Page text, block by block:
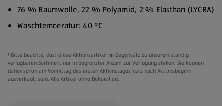
76 % Baumwolle, 22 % Polyamid, 2 % Elasthan (LYCRA)
Waschtemperatur: 40 °C
Bügelfähig (niedrige Temperatur)
Verschiedene Farben:
¹ Bitte beachte, dass diese Aktionsartikel im Gegensatz zu unserem ständig
verfügbaren Sortiment nur in begrenzter Anzahl zur Verfügung stehen. Sie können
daher schon am Vormittag des ersten Aktionstages kurz nach Aktionsbeginn
ausverkauft sein. Alle Artikel ohne Dekoration.